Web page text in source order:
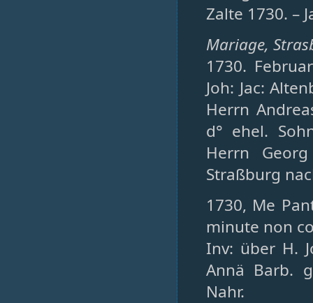
Zalte 1730. –
Mariage,
1730.
Joh: Jac:
Herrn
d° ehel.
Herrn
Straßburg
1730, Me
minute non
Inv: über H.
Annä Barb.
Nahr.